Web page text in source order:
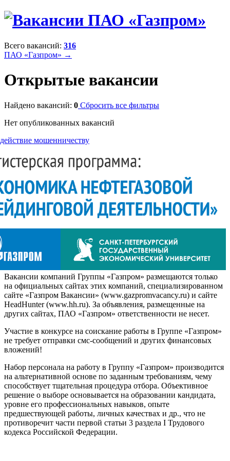
Всего вакансий: 316
ПАО «Газпром» →
Открытые вакансии
Найдено вакансий: 0 Сбросить все фильтры
Нет опубликованных вакансий
мошенничеству
Вакансии компаний Группы «Газпром» размещаются только
на официальных сайтах этих компаний, специализированном
сайте «Газпром Вакансии» (www.gazpromvacancy.ru) и сайте
HeadHunter (www.hh.ru). За объявления, размещенные на
других сайтах, ПАО «Газпром» ответственности не несет.
Участие в конкурсе на соискание работы в Группе «Газпром»
не требует отправки смс-сообщений и других финансовых
вложений!
Набор персонала на работу в Группу «Газпром» производится
на альтернативной основе по заданным требованиям, чему
способствует тщательная процедура отбора. Объективное
решение о выборе основывается на образовании кандидата,
уровне его профессиональных навыков, опыте
предшествующей работы, личных качествах и др., что не
противоречит части первой статьи 3 раздела I Трудового
кодекса Российской Федерации.